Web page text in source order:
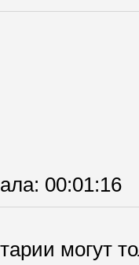
: 00:01:16
могут